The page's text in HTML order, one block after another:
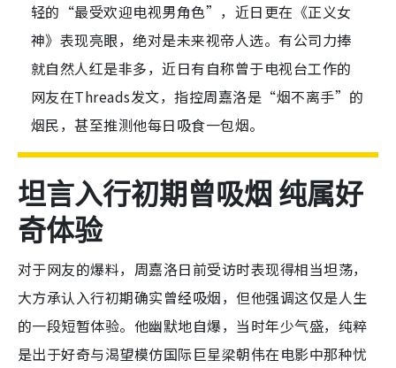
轻的“最受欢迎电视男角色”，近日更在《正义女
神》表现亮眼，绝对是未来视帝人选。有公司力捧
就自然人红是非多，近日有自称曾于电视台工作的
网友在Threads发文，指控周嘉洛是“烟不离手”的
烟民，甚至推测他每日吸食一包烟。
坦言入行初期曾吸烟 纯属好
奇体验
对于网友的爆料，周嘉洛日前受访时表现得相当坦荡，
大方承认入行初期确实曾经吸烟，但他强调这仅是人生
的一段短暂体验。他幽默地自爆，当时年少气盛，纯粹
是出于好奇与渴望模仿国际巨星梁朝伟在电影中那种忧